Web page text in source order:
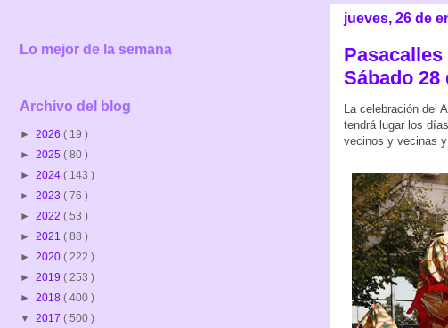
jueves, 26 de
Sábado 28
La celebración del
tendrá lugar los
vecinos y vecinas y
Lo mejor de la semana
Archivo del blog
► 2026 ( 19 )
► 2025 ( 80 )
► 2024 ( 143 )
► 2023 ( 76 )
► 2022 ( 53 )
► 2021 ( 88 )
► 2020 ( 222 )
► 2019 ( 253 )
► 2018 ( 400 )
▼ 2017 ( 500 )